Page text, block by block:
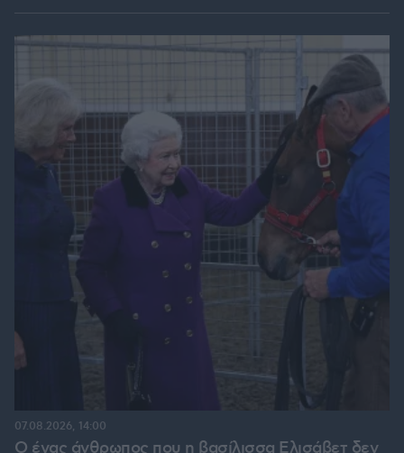
Ο ένας άνθρωπος που η βασίλισσα Ελισάβετ δεν
07.08.2026, 14:00